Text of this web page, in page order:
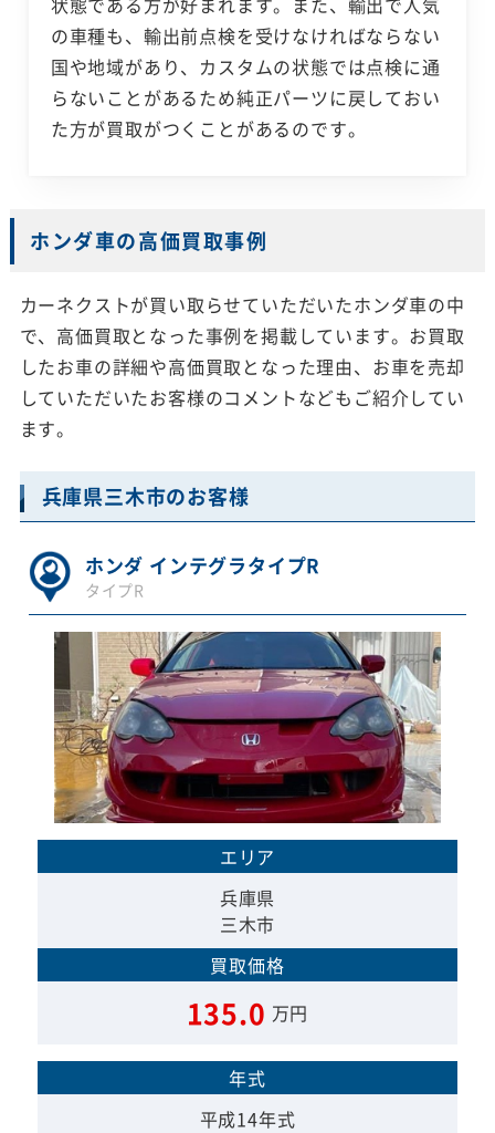
の車種も、輸出前点検を受けなければならない
国や地域があり、カスタムの状態では点検に通
らないことがあるため純正パーツに戻しておい
た方が買取がつくことがあるのです。
ホンダ車の高価買取事例
カーネクストが買い取らせていただいたホンダ車の中
で、高価買取となった事例を掲載しています。お買取
したお車の詳細や高価買取となった理由、お車を売却
していただいたお客様のコメントなどもご紹介してい
ます。
兵庫県三木市のお客様
ホンダ インテグラタイプR
タイプR
エリア
兵庫県
三木市
買取価格
135.0 万円
年式
平成14年式